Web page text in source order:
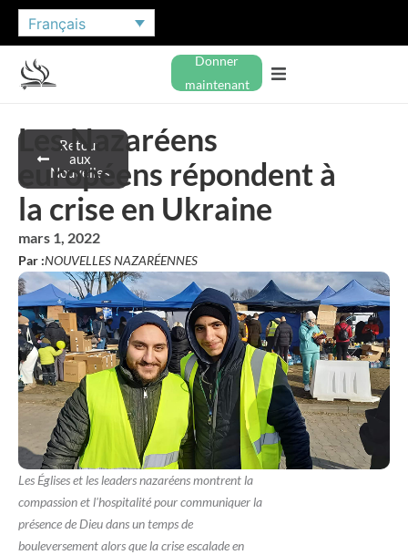
Français
Donner
maintenant
Retour
aux
Nouvelles
Les Nazaréens
européens répondent à
la crise en Ukraine
mars 1, 2022
Par :NOUVELLES NAZARÉENNES
Les Églises et les leaders nazaréens montrent la
compassion et l'hospitalité pour communiquer la
présence de Dieu dans un temps de
bouleversement alors que la crise escalade en